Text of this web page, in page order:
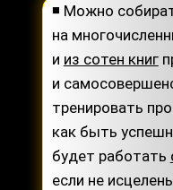
◾ Можно
на
и из сотен книг
и
тренировать
как быть
будет работать
если не